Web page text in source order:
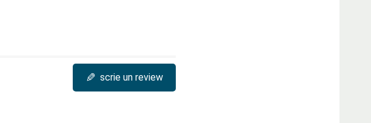
✎ scrie un review